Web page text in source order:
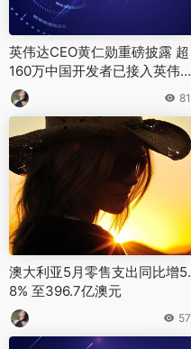
英伟达CEO黄仁勋重磅披露 超
160万中国开发者已接入英伟达
平台开展AI研发
81
澳大利亚5月零售支出同比增5.
8% 至396.7亿澳元
57